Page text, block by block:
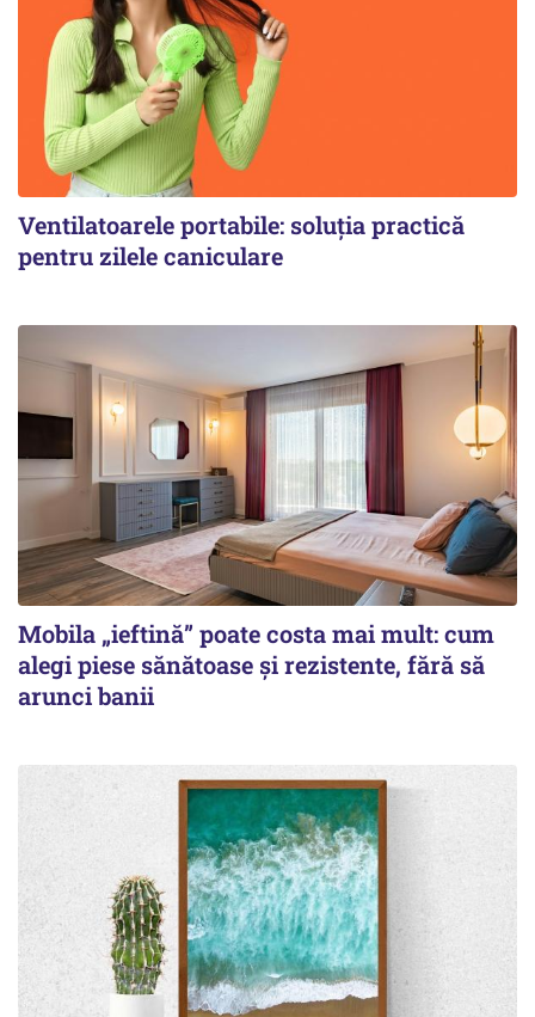
Ventilatoarele portabile: soluția practică
pentru zilele caniculare
Mobila „ieftină” poate costa mai mult: cum
alegi piese sănătoase și rezistente, fără să
arunci banii